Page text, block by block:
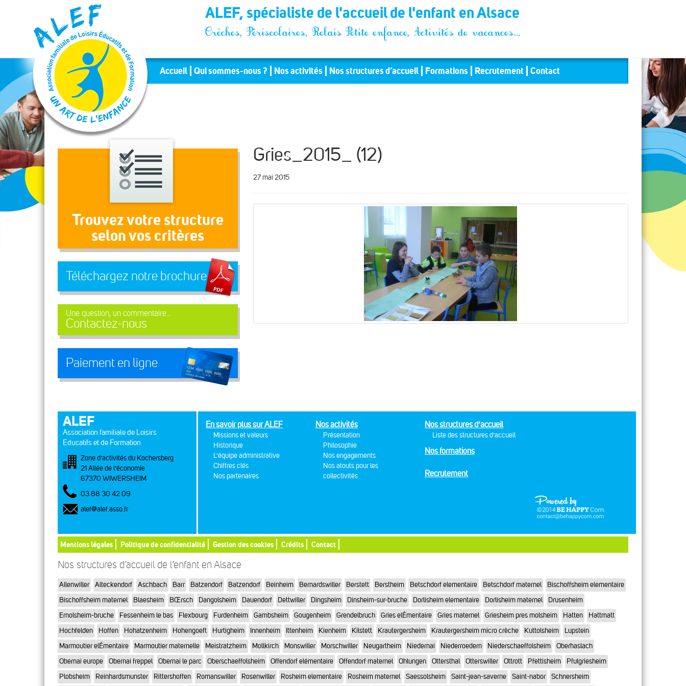
Panneau de gestion des cookies ALEF, spécialiste de l'accueil de l'enfant en Alsace
Crèches, Périscolaires, Relais Petite enfance, Activités de vacances…
Accueil Qui sommes-nous ? Nos activités Nos structures d’accueil Formations Recrutement Contact
Trouvez votre structure
selon vos critères
Téléchargez notre brochure
Une question, un commentaire...
Contactez-nous
Paiement en ligne
Gries_2015_ (12)
27 mai 2015
ALEF
Association familiale de Loisirs
Educatifs et de Formation
Zone d’activités du Kochersberg
21 Allée de l’économie
67370 WIWERSHEIM
03 88 30 42 09
alef@alef.asso.fr
En savoir plus sur ALEF
Missions et valeurs
Historique
L'équipe administrative
Chiffres clés
Nos partenaires
Nos activités
Présentation
Philosophie
Nos engagements
Nos atouts pour les
collectivités
Nos structures d’accueil
Liste des structures d’accueil
Nos formations
Recrutement
Mentions légales Politique de confidentialité Gestion des cookies Crédits Contact
Nos structures d’accueil de l’enfant en Alsace
Allenwiller Alteckendorf Aschbach Barr Batzendorf Batzendorf Beinheim Bernardswiller Berstett Berstheim Betschdorf elementaire Betschdorf maternel
Bischoffsheim elementaire
Bischoffsheim maternel
Blaesheim BŒrsch Dangolsheim Dauendorf Dettwiller Dingsheim Dinsheim-sur-bruche Dorlisheim elementaire Dorlisheim maternel
Drusenheim
Ernolsheim-bruche
Fessenheim le bas Flexbourg Furdenheim Gambsheim Gougenheim Grendelbruch Gries elÉmentaire Gries maternel Griesheim pres molsheim Hatten
Hattmatt
Hochfelden
Hoffen Hohatzenheim Hohengoeft Hurtigheim Innenheim Ittenheim Kienheim Kilstett Krautergersheim Krautergersheim micro crèche Kuttolsheim
Lupstein
Marmoutier elÉmentaire
Marmoutier maternelle Meistratzheim Mollkirch Monswiller Morschwiller Neugartheim Niedernai Niederroedern Niederschaeffolsheim
Oberhaslach
Obernai europe
Obernai freppel Obernai le parc Oberschaeffolsheim Offendorf elémentaire Offendorf maternel Ohlungen Ottersthal Otterswiller Ottrott Pfettisheim
Pfulgriesheim
Plobsheim
Reinhardsmunster Rittershoffen Romanswiller Rosenwiller Rosheim elementaire Rosheim maternel Saessolsheim Saint-jean-saverne Saint-nabor Schnersheim